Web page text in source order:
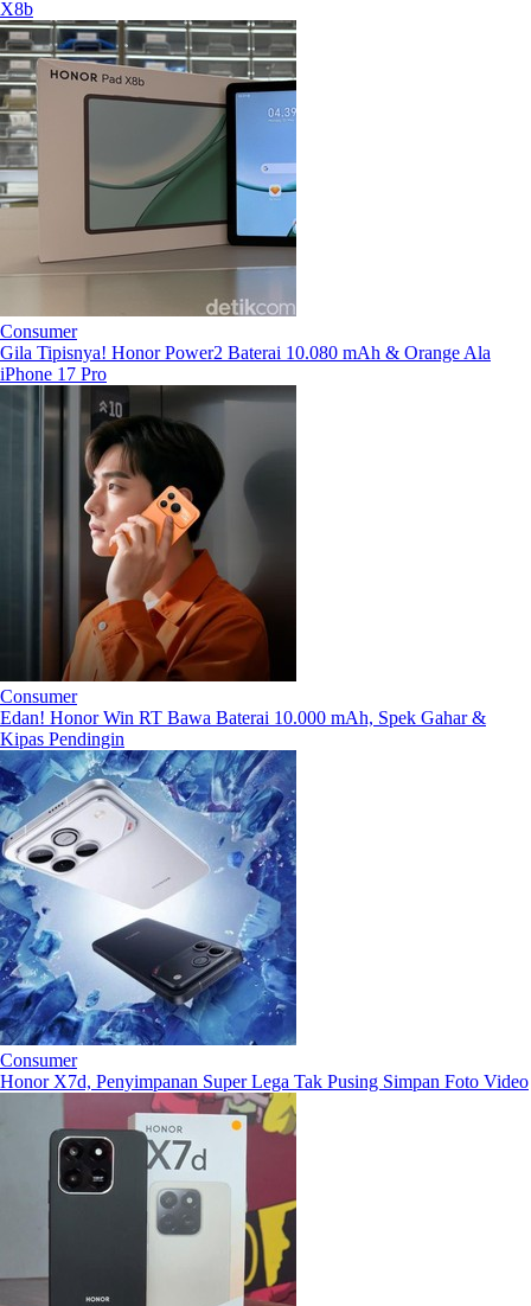
X8b
Consumer
Gila Tipisnya! Honor Power2 Baterai 10.080 mAh & Orange Ala
iPhone 17 Pro
Consumer
Edan! Honor Win RT Bawa Baterai 10.000 mAh, Spek Gahar &
Kipas Pendingin
Consumer
Honor X7d, Penyimpanan Super Lega Tak Pusing Simpan Foto Video